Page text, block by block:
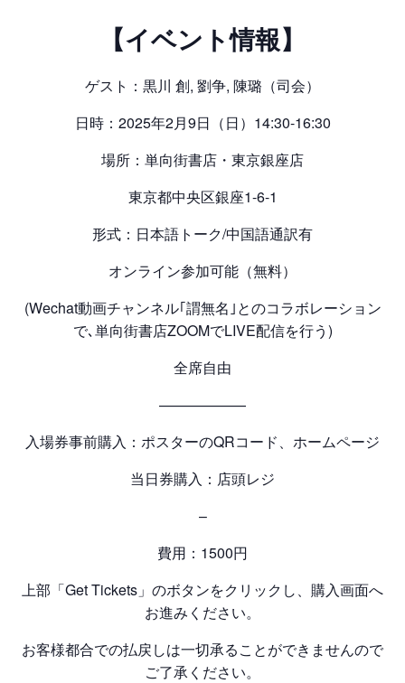
【イベント情報】
ゲスト：黒川 創, 劉争, 陳璐（司会）
日時：2025年2月9日（日）14:30-16:30
場所：単向街書店・東京銀座店
東京都中央区銀座1-6-1
形式：日本語トーク/中国語通訳有
オンライン参加可能（無料）
(Wechat動画チャンネル｢謂無名｣とのコラボレーション
で､単向街書店ZOOMでLIVE配信を行う)
全席自由
——————
入場券事前購入：ポスターのQRコード、ホームページ
当日券購入：店頭レジ
–
費用：1500円
上部「Get Tickets」のボタンをクリックし、購入画面へ
お進みください。
お客様都合での払戻しは一切承ることができませんので
ご了承ください。